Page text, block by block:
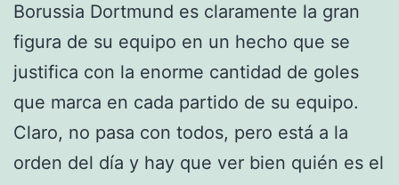
Borussia Dortmund es claramente la gran
figura de su equipo en un hecho que se
justifica con la enorme cantidad de goles
que marca en cada partido de su equipo.
Claro, no pasa con todos, pero está a la
orden del día y hay que ver bien quién es el